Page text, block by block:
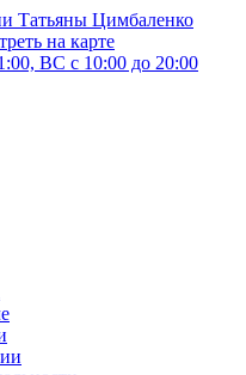
Татьяны Цимбаленко
на карте
ВС с 10:00 до 20:00